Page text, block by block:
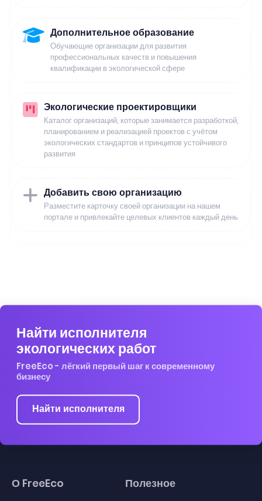
Дополнительное образование
Обучающие организации для развития
профессиональных качеств и повышения
квалификации в экологической сфере
Экологические проектировщики
Каталог организаций, которые занимается разработкой,
планированием и реализацией проектов с учётом
экологических стандартов и принципов устойчивого
развития
Добавить свою организацию
Разместите карточку своей организации на нашем
портале и привлекайте целевых клиентов каждый день
Найти исполнителя
экологических работ
FreeEco - лёгкий первый шаг к современному
бизнесу
Найти исполнителя
О FreeEco Полезное